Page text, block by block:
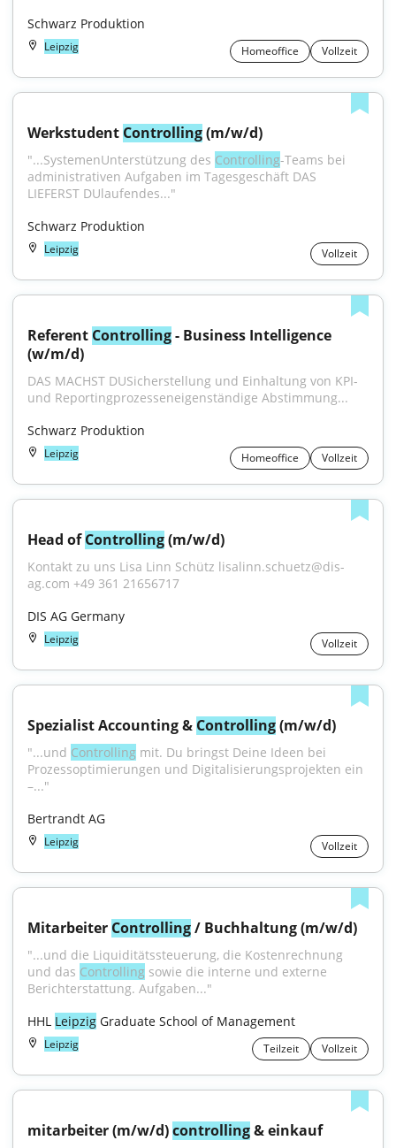
Schwarz Produktion
Leipzig Homeoffice Vollzeit
Werkstudent Controlling (m/w/d)
"...SystemenUnterstützung des Controlling-Teams bei
administrativen Aufgaben im Tagesgeschäft DAS
LIEFERST DUlaufendes..."
Schwarz Produktion
Leipzig Vollzeit
Referent Controlling - Business Intelligence
(w/m/d)
DAS MACHST DUSicherstellung und Einhaltung von KPI-
und Reportingprozesseneigenständige Abstimmung...
Schwarz Produktion
Leipzig Homeoffice Vollzeit
Head of Controlling (m/w/d)
Kontakt zu uns Lisa Linn Schütz lisalinn.schuetz@dis-
ag.com +49 361 21656717
DIS AG Germany
Leipzig Vollzeit
Spezialist Accounting & Controlling (m/w/d)
"...und Controlling mit. Du bringst Deine Ideen bei
Prozessoptimierungen und Digitalisierungsprojekten ein
–..."
Bertrandt AG
Leipzig Vollzeit
Mitarbeiter Controlling / Buchhaltung (m/w/d)
"...und die Liquiditätssteuerung, die Kostenrechnung
und das Controlling sowie die interne und externe
Berichterstattung. Aufgaben..."
HHL Leipzig Graduate School of Management
Leipzig Teilzeit Vollzeit
mitarbeiter (m/w/d) controlling & einkauf